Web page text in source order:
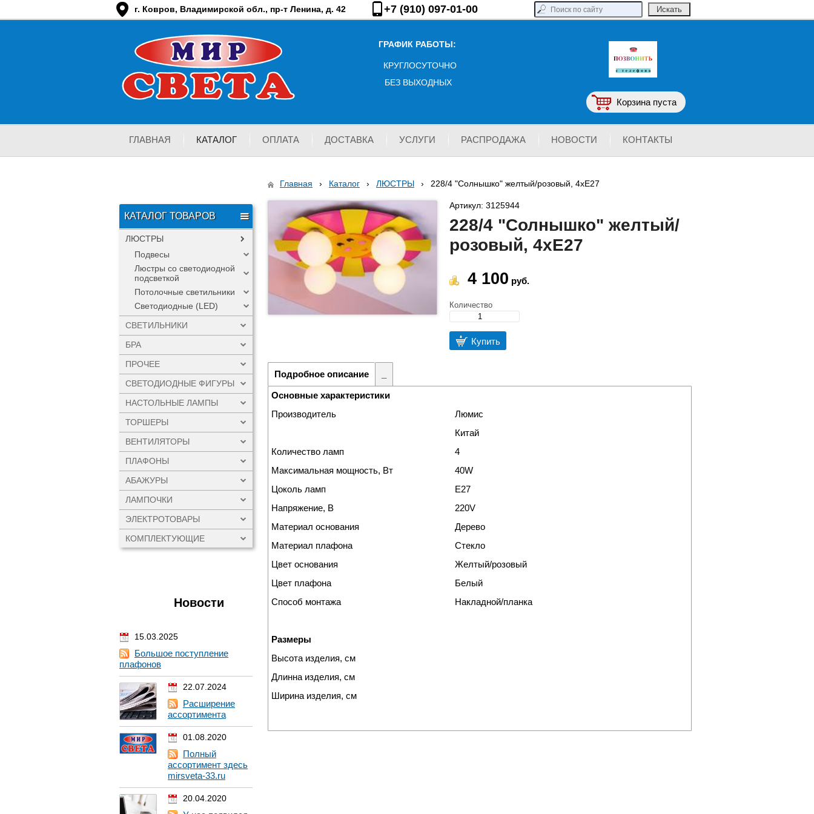
Корзина пуста
+7 (910) 097-01-00
г. Ковров, Владимирской обл., пр-т Ленина, д. 42
ГРАФИК РАБОТЫ:
КРУГЛОСУТОЧНО
БЕЗ ВЫХОДНЫХ
ГЛАВНАЯ КАТАЛОГ ОПЛАТА ДОСТАВКА УСЛУГИ РАСПРОДАЖА НОВОСТИ КОНТАКТЫ
КАТАЛОГ ТОВАРОВ
ЛЮСТРЫ
Подвесы
Люстры со светодиодной
подсветкой
Потолочные светильники
Светодиодные (LED)
СВЕТИЛЬНИКИ
БРА
ПРОЧЕЕ
СВЕТОДИОДНЫЕ ФИГУРЫ
НАСТОЛЬНЫЕ ЛАМПЫ
ТОРШЕРЫ
ВЕНТИЛЯТОРЫ
ПЛАФОНЫ
АБАЖУРЫ
ЛАМПОЧКИ
ЭЛЕКТРОТОВАРЫ
КОМПЛЕКТУЮЩИЕ
Новости
15.03.2025
Большое поступление
плафонов
22.07.2024
Расширение
ассортимента
01.08.2020
Полный
ассортимент здесь
mirsveta-33.ru
20.04.2020
Главная › Каталог › ЛЮСТРЫ › 228/4 "Солнышко" желтый/розовый, 4хЕ27
Артикул: 3125944
228/4 "Солнышко" желтый/
розовый, 4хЕ27
4 100 руб.
Количество
Купить
Подробное описание
Основные характеристики
Производитель
Люмис
Китай
Количество ламп
4
Максимальная мощность, Вт
40W
Цоколь ламп
Е27
Напряжение, В
220V
Материал основания
Дерево
Материал плафона
Стекло
Цвет основания
Желтый/розовый
Цвет плафона
Белый
Способ монтажа
Накладной/планка
Размеры
Высота изделия, см
Длинна изделия, см
Ширина изделия, см